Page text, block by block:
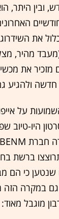
ובין היתר,
את
מהיר,
מזכיר את
ולהגיע
היו-טיוב
ברשת
שנטען כי הם
גם
מוגבל מאוד: